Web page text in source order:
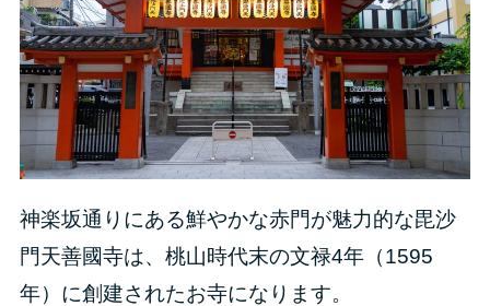
神楽坂通りにある鮮やかな赤門が魅力的な毘沙
門天善國寺は、桃山時代末の文禄4年（1595
年）に創建されたお寺になります。